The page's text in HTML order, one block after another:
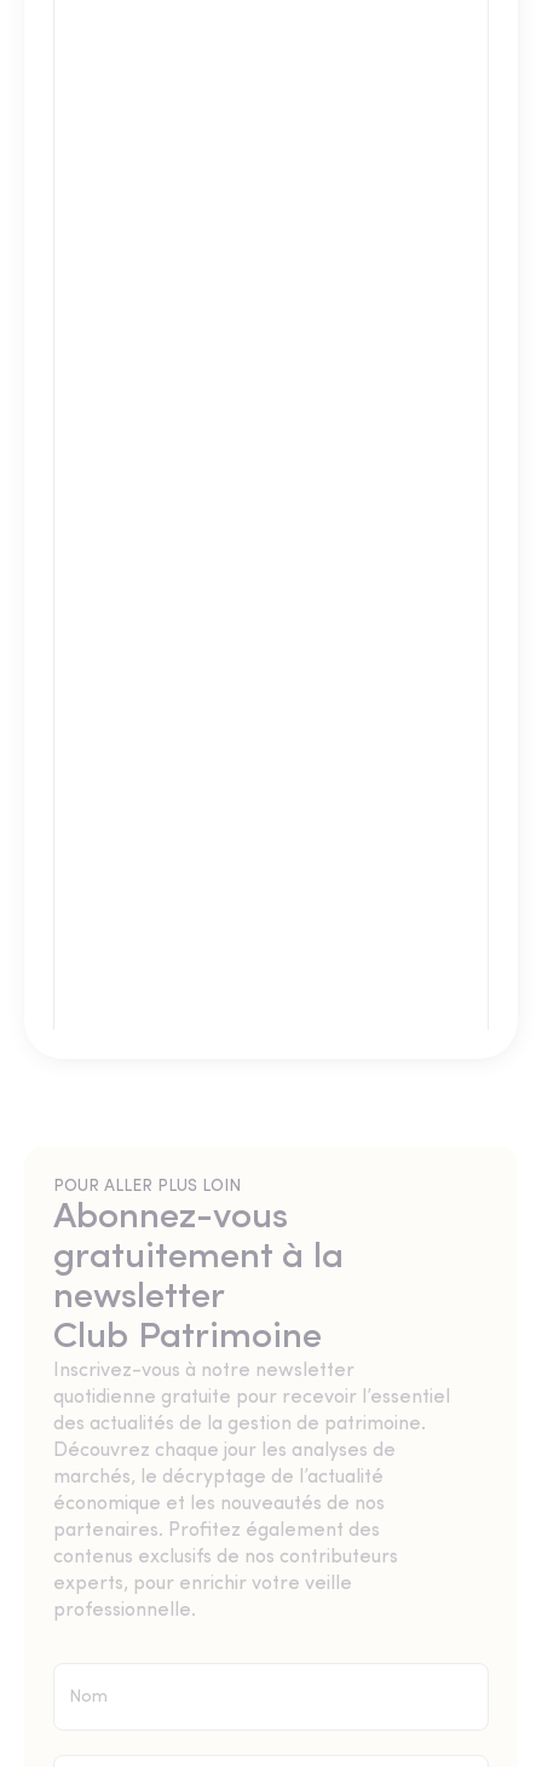
POUR ALLER PLUS LOIN
Abonnez-vous
gratuitement à la
newsletter
Club Patrimoine
Inscrivez-vous à notre newsletter
quotidienne gratuite pour recevoir l’essentiel
des actualités de la gestion de patrimoine.
Découvrez chaque jour les analyses de
marchés, le décryptage de l’actualité
économique et les nouveautés de nos
partenaires. Profitez également des
contenus exclusifs de nos contributeurs
experts, pour enrichir votre veille
professionnelle.